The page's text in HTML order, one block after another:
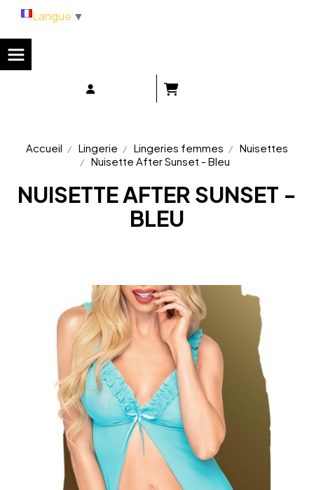
Accueil Lingerie Lingeries femmes
Nuisettes
Nuisette After Sunset - Bleu
NUISETTE AFTER SUNSET -
BLEU
Langue ▼